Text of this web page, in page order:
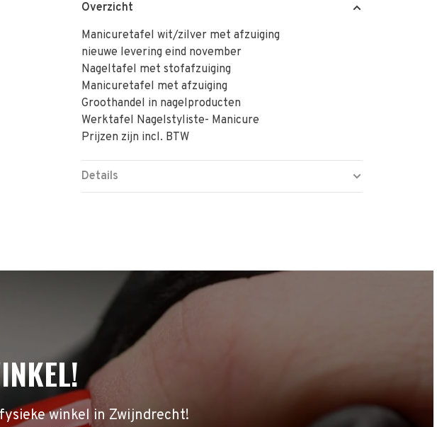
Overzicht
Manicuretafel wit/zilver met afzuiging
nieuwe levering eind november
Nageltafel met stofafzuiging
Manicuretafel met afzuiging
Groothandel in nagelproducten
Werktafel Nagelstyliste- Manicure
Prijzen zijn incl. BTW
Details
winkel in Zwijndrecht!